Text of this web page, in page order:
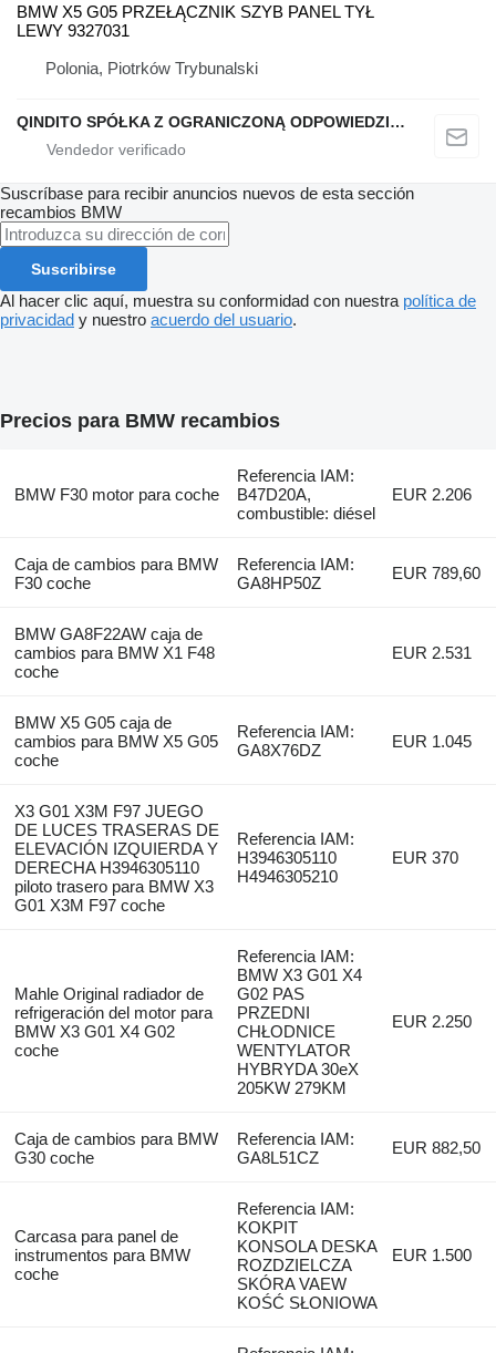
BMW X5 G05 PRZEŁĄCZNIK SZYB PANEL TYŁ
LEWY 9327031
Polonia, Piotrków Trybunalski
QINDITO SPÓŁKA Z OGRANICZONĄ ODPOWIEDZIALNOŚCIĄ
Suscríbase para recibir anuncios nuevos de esta sección
recambios BMW
Suscribirse
Al hacer clic aquí, muestra su conformidad con nuestra política de
privacidad y nuestro acuerdo del usuario.
Precios para BMW recambios
BMW F30 motor para coche
Referencia IAM:
B47D20A,
combustible: diésel
EUR 2.206
Caja de cambios para BMW
F30 coche
Referencia IAM:
GA8HP50Z
EUR 789,60
BMW GA8F22AW caja de
cambios para BMW X1 F48
coche
EUR 2.531
BMW X5 G05 caja de
cambios para BMW X5 G05
coche
Referencia IAM:
GA8X76DZ
EUR 1.045
X3 G01 X3M F97 JUEGO
DE LUCES TRASERAS DE
ELEVACIÓN IZQUIERDA Y
DERECHA H3946305110
piloto trasero para BMW X3
G01 X3M F97 coche
Referencia IAM:
H3946305110
H4946305210
EUR 370
Mahle Original radiador de
refrigeración del motor para
BMW X3 G01 X4 G02
coche
Referencia IAM:
BMW X3 G01 X4
G02 PAS
PRZEDNI
CHŁODNICE
WENTYLATOR
HYBRYDA 30eX
205KW 279KM
EUR 2.250
Caja de cambios para BMW
G30 coche
Referencia IAM:
GA8L51CZ
EUR 882,50
Carcasa para panel de
instrumentos para BMW
coche
Referencia IAM:
KOKPIT
KONSOLA DESKA
ROZDZIELCZA
SKÓRA VAEW
KOŚĆ SŁONIOWA
EUR 1.500